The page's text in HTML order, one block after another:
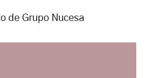
de Grupo Nucesa